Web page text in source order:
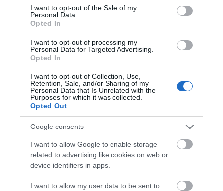
consent section.
I want to opt-out of the Sale of my
Personal Data.
Opted In
I want to opt-out of processing my
Personal Data for Targeted Advertising.
Opted In
I want to opt-out of Collection, Use,
Retention, Sale, and/or Sharing of my
Personal Data that Is Unrelated with the
Purposes for which it was collected.
Opted Out
Google consents
I want to allow Google to enable storage
related to advertising like cookies on web or
device identifiers in apps.
I want to allow my user data to be sent to
ΑΦΉΣΤΕ ΈΝΑ ΣΧΌΛΙΟ
σημειώνονται με*